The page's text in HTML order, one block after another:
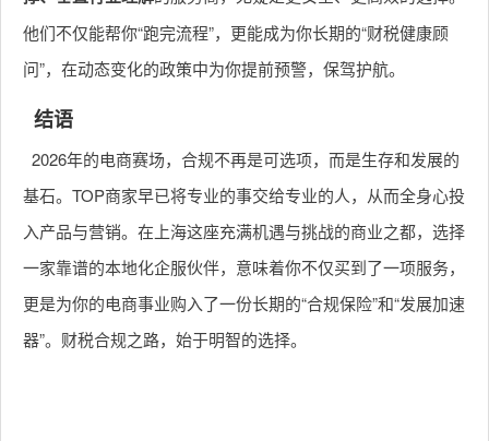
他们不仅能帮你“跑完流程”，更能成为你长期的“财税健康顾
问”，在动态变化的政策中为你提前预警，保驾护航。
结语
2026年的电商赛场，合规不再是可选项，而是生存和发展的
基石。TOP商家早已将专业的事交给专业的人，从而全身心投
入产品与营销。在上海这座充满机遇与挑战的商业之都，选择
一家靠谱的本地化企服伙伴，意味着你不仅买到了一项服务，
更是为你的电商事业购入了一份长期的“合规保险”和“发展加速
器”。财税合规之路，始于明智的选择。